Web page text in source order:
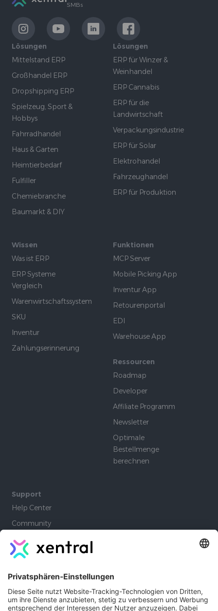
SMBs
LinkExternalLinkExternalLinkExternalLinkExternal
Lösungen
Mittelstand ERP
Großhandel ERP
Dropshipping ERP
Spielzeug, Sport &
Hobbys
Fahrradhandel
Haus & Garten
Heimtierbedarf
Fulfiller
Chemiebranche
Baumarkt & DIY
Lösungen
ERP für Winzer &
Weinhandel
ERP Cannabis
ERP für die
Landwirtschaft
Verpackungsindustrie
ERP für Solar
Elektrohandel
Fahrzeughandel
ERP für Produktion
Wissen
Was ist ERP
ERP Systeme
Vergleich
Warenwirtschaftssystem
SKU
Inventur
Zahlungserinnerung
Funktionen
MCP Server
Mobile Picking App
Inventur App
Retourenportal
EDI
Warehouse App
Ressourcen
Roadmap
Developer
Affiliate Programm
Newsletter
Optimale
Bestellmenge
berechnen
Support
Help Center
Community
Academy
Lernpfade
Company
Autoren
Jobs